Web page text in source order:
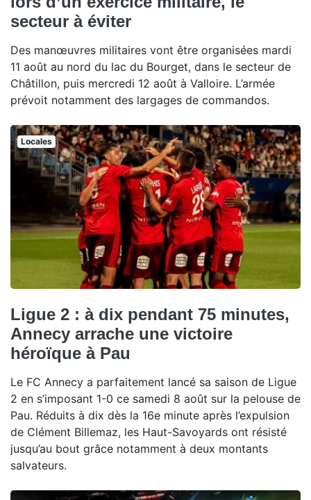
secteur à éviter
Des manœuvres militaires vont être organisées mardi
11 août au nord du lac du Bourget, dans le secteur de
Châtillon, puis mercredi 12 août à Valloire. L’armée
prévoit notamment des largages de commandos.
Locales
Ligue 2 : à dix pendant 75 minutes,
Annecy arrache une victoire
héroïque à Pau
Le FC Annecy a parfaitement lancé sa saison de Ligue
2 en s’imposant 1-0 ce samedi 8 août sur la pelouse de
Pau. Réduits à dix dès la 16e minute après l’expulsion
de Clément Billemaz, les Haut-Savoyards ont résisté
jusqu’au bout grâce notamment à deux montants
salvateurs.